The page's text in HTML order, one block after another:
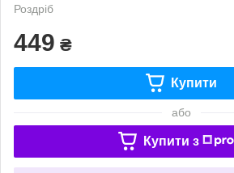
Роздріб
449 ₴
Купити
або
Купити з